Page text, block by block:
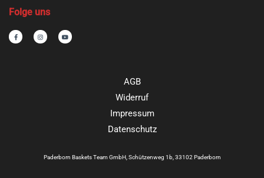
Folge uns
F
a
c
I
n
s
Y
o
u
AGB
Widerruf
Impressum
Datenschutz
Paderborn Baskets Team GmbH, Schützenweg 1b, 33102 Paderborn